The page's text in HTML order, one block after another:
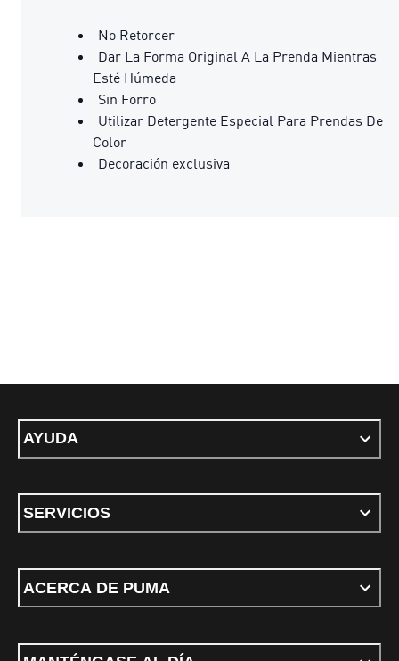
No Retorcer
Dar La Forma Original A La Prenda Mientras
Esté Húmeda
Sin Forro
Utilizar Detergente Especial Para Prendas De
Color
Decoración exclusiva
AYUDA
SERVICIOS
ACERCA DE PUMA